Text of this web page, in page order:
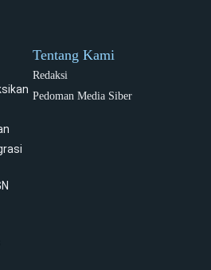
Tentang Kami
Redaksi
Pedoman Media Siber